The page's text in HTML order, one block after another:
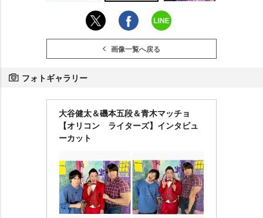
画像一覧へ戻る
フォトギャラリー
大谷健太＆磯本五段＆青木マッチョ
【オリコン ライターズ】インタビュ
ーカット